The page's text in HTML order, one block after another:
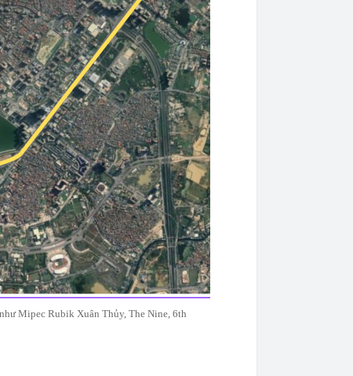
Mipec Rubik Xuân Thủy, The Nine, 6th